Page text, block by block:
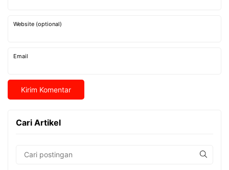
Website (optional)
Email
Cari Artikel